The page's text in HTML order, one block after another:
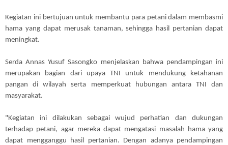
Kegiatan ini bertujuan untuk membantu para petani dalam membasmi
hama yang dapat merusak tanaman, sehingga hasil pertanian dapat
meningkat.
Serda Annas Yusuf Sasongko menjelaskan bahwa pendampingan ini
merupakan bagian dari upaya TNI untuk mendukung ketahanan
pangan di wilayah serta memperkuat hubungan antara TNI dan
masyarakat.
"Kegiatan ini dilakukan sebagai wujud perhatian dan dukungan
terhadap petani, agar mereka dapat mengatasi masalah hama yang
dapat mengganggu hasil pertanian. Dengan adanya pendampingan